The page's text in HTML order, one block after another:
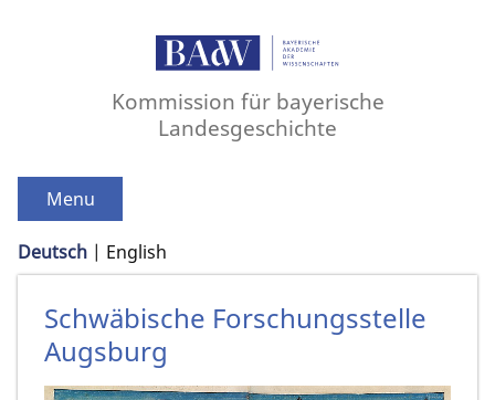
Kommission für bayerische
Landesgeschichte
Menu
Deutsch English
Schwäbische Forschungsstelle
Augsburg